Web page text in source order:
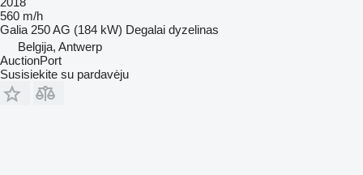
560 m/h
Galia 250 AG (184 kW) Degalai dyzelinas
Belgija, Antwerp
AuctionPort
Susisiekite su pardavėju